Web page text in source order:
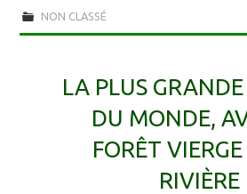
NON CLASSÉ
LA PLUS
DU MONDE,
FORÊT
RIVIÈRE